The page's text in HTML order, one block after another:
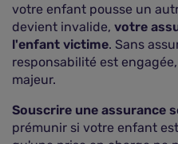
votre enfant pousse un
devient invalide, votre
l'enfant victime. Sans
responsabilité est
majeur.
Souscrire une assurance
prémunir si votre enfant